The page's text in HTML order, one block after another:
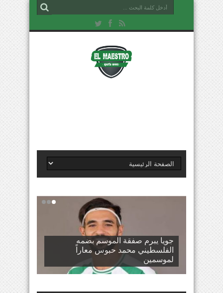
جويا يبرم صفقة الموسم بضمه
الفلسطيني محمد حبوس معاراً
لموسمين
حسابات إتحادية خاطئة